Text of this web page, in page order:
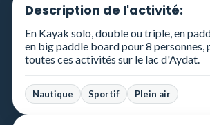
Description de l'activité:
En Kayak solo, double ou triple, en
en big paddle board pour 8 personnes,
toutes ces activités sur le lac d'Aydat.
Nautique Sportif Plein air